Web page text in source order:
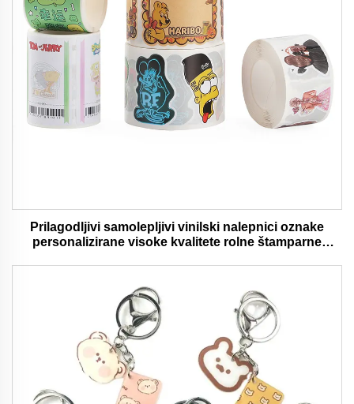
Prilagodljivi samolepljivi vinilski nalepnici oznake
personalizirane visoke kvalitete rolne štamparne